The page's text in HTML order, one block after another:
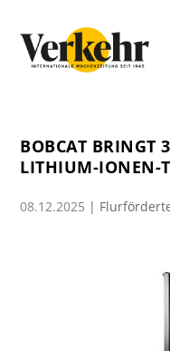
BOBCAT BRINGT
LITHIUM-IONEN-
08.12.2025 |